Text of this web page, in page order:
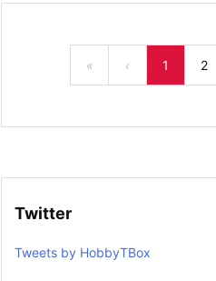
« ‹ 1 2
Twitter
Tweets by HobbyTBox